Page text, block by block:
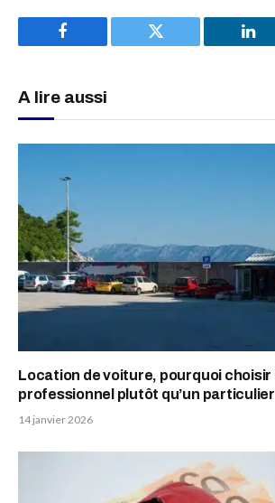
Facebook Twitter
A lire aussi
Location de voiture, pourquoi choisir
professionnel plutôt qu’un
14 janvier 2026